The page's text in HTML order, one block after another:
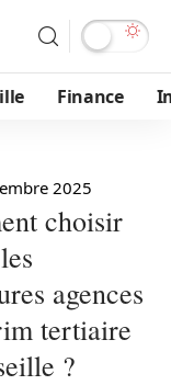
Finance
2025
choisir
agences
tertiaire
?